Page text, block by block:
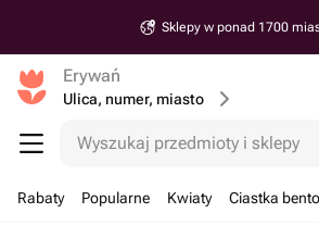
Sklepy w ponad 1700
Erywań
Ulica, numer, miasto
Wyszukaj przedmioty i sklepy
Rabaty Popularne Kwiaty Ciastka bento